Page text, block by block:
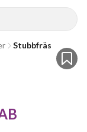
Stubbfräs